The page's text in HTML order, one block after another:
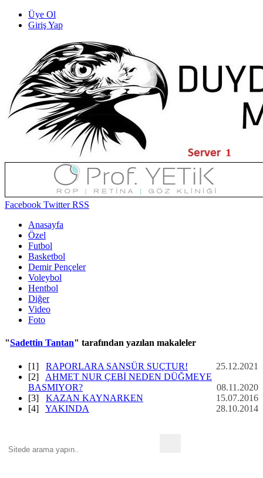
Üye Ol
Giriş Yap
Facebook TwitterRSS
Anasayfa
Özel
Futbol
Basketbol
Demir Pençeler
Voleybol
Hentbol
Diğer
Video
Foto
"Sadettin Tantan" tarafından yazılan makaleler
[1] RAPORLARA SANSÜR SUÇTUR!
25.12.2021
[2] AHMET NUR ÇEBİ NEDEN DÜĞMEYE
BASMIYOR?
08.11.2020
[3] KAZAN KAYNARKEN
15.07.2016
[4] YAKINDA 28.10.2014